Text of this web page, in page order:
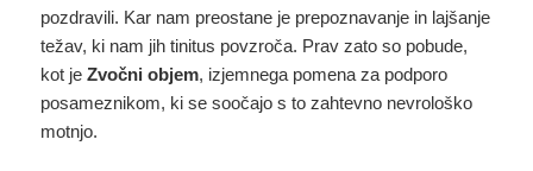
pozdravili. Kar nam preostane je prepoznavanje in lajšanje
težav, ki nam jih tinitus povzroča. Prav zato so pobude,
kot jeZvočni objem, izjemnega pomena za podporo
posameznikom, ki se soočajo s to zahtevno nevrološko
motnjo.